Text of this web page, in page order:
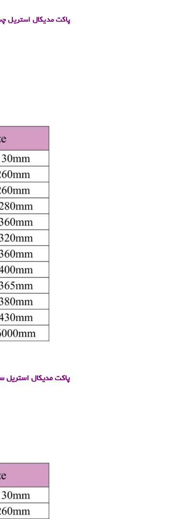
پاکت مدیکال استریل
پاکت مدیکال استریل